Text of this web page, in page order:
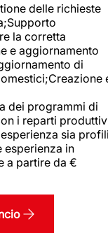
delle richieste
la corretta
e aggiornamento
di
dei programmi di
i reparti
sia
esperienza in
a partire da €